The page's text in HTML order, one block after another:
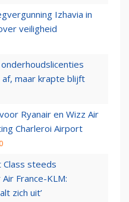
Izhavia in
veiligheid
maar krapte blijft
Ryanair en Wizz Air
Charleroi Airport
Class steeds
France-KLM:
zich uit’